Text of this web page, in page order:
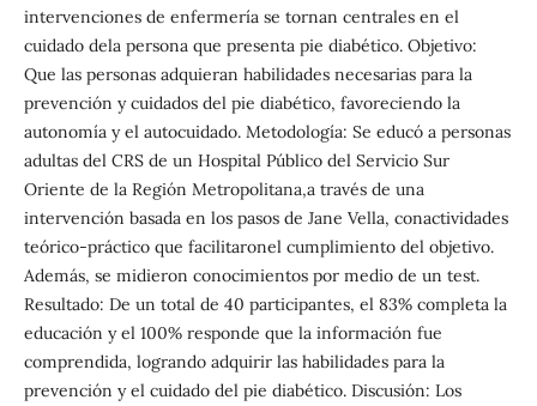
intervenciones de enfermería se tornan centrales en el
cuidado dela persona que presenta pie diabético. Objetivo:
Que las personas adquieran habilidades necesarias para la
prevención y cuidados del pie diabético, favoreciendo la
autonomía y el autocuidado. Metodología: Se educó a personas
adultas del CRS de un Hospital Público del Servicio Sur
Oriente de la Región Metropolitana,a través de una
intervención basada en los pasos de Jane Vella, conactividades
teórico-práctico que facilitaronel cumplimiento del objetivo.
Además, se midieron conocimientos por medio de un test.
Resultado: De un total de 40 participantes, el 83% completa la
educación y el 100% responde que la información fue
comprendida, logrando adquirir las habilidades para la
prevención y el cuidado del pie diabético. Discusión: Los